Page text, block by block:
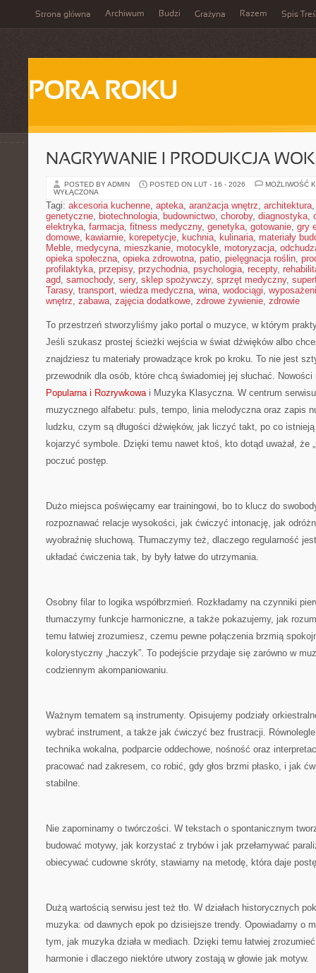
Strona główna Archiwum Budzi Grażyna Razem Spis
PORA ROKU
NAGRYWANIE I PRODUKCJA
POSTED BY ADMIN POSTED ON LUT - 16 - 2026
MOŻLIWOŚĆ
WYŁĄCZONA
Tagi: akcesoria kuchenne, apteka, aranżacja wnętrz, architektura
genetyczne, biotechnologia, budownictwo, choroby, diagnostyka,
elektryka, farmacja, fitness medyczny, genetyka, gotowanie, gry
domowe, kawiarnie, korepetycje, kuchnia, kulinaria, materiały
Meble, medycyna, mieszkanie, motocykle, motoryzacja,
opieka społeczna, opieka zdrowotna, patio, pielęgnacja roślin,
profilaktyka, przepisy, przychodnia, psychologia, recepty,
agd, samochody, sery, sklep spożywczy, sprzęt medyczny,
Tarasy, transport, wiedza medyczna, wina, wodociągi,
wnętrz, zabawa, zajęcia dodatkowe, zdrowe żywienie, zdrowie
To przestrzeń stworzyliśmy jako portal o muzyce, w którym
Jeśli szukasz prostej ścieżki wejścia w świat dźwięków albo
znajdziesz tu materiały prowadzące krok po kroku. To nie jest
przewodnik dla osób, które chcą świadomiej jej słuchać.
Popularna i Rozrywkowai Muzyka Klasyczna. W centrum
muzycznego alfabetu: puls, tempo, linia melodyczna oraz zapis
ludzku, czym są długości dźwięków, jak liczyć takt, po co
kojarzyć symbole. Dzięki temu nawet ktoś, kto dotąd uważał, że
poczuć postęp.
Dużo miejsca poświęcamy ear trainingowi, bo to klucz do
rozpoznawać relacje wysokości, jak ćwiczyć intonację, jak
wyobraźnię słuchową. Tłumaczymy też, dlaczego regularność
układać ćwiczenia tak, by były łatwe do utrzymania.
Osobny filar to logika współbrzmień. Rozkładamy na czynniki
tłumaczymy funkcje harmoniczne, a także pokazujemy, jak
temu łatwiej zrozumiesz, czemu pewne połączenia brzmią
kolorystyczny „haczyk”. To podejście przydaje się zarówno w
codziennym akompaniowaniu.
Ważnym tematem są instrumenty. Opisujemy podziały
wybrać instrument, a także jak ćwiczyć bez frustracji.
technika wokalna, podparcie oddechowe, nośność oraz
pracować nad zakresem, co robić, gdy głos brzmi płasko, i jak
stabilne.
Nie zapominamy o twórczości. W tekstach o spontanicznym
budować motywy, jak korzystać z trybów i jak przełamywać
obiecywać cudowne skróty, stawiamy na metodę, która daje
Dużą wartością serwisu jest też tło. W działach historycznych
muzyka: od dawnych epok po dzisiejsze trendy. Opowiadamy o
tym, jak muzyka działa w mediach. Dzięki temu łatwiej
harmonie i dlaczego niektóre utwory zostają w głowie jak motyw.